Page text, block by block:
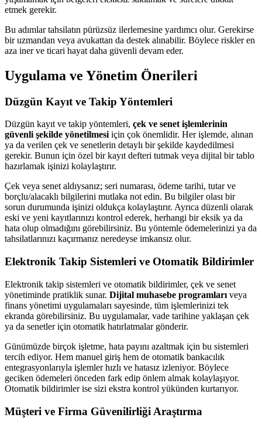
etmek gerekir.
Bu adımlar tahsilatın pürüzsüz ilerlemesine yardımcı olur. Gerekirse
bir uzmandan veya avukattan da destek alınabilir. Böylece riskler en
aza iner ve ticari hayat daha güvenli devam eder.
Uygulama ve Yönetim Önerileri
Düzgün Kayıt ve Takip Yöntemleri
Düzgün kayıt ve takip yöntemleri, çek ve senet işlemlerinin
güvenli şekilde yönetilmesi için çok önemlidir. Her işlemde, alınan
ya da verilen çek ve senetlerin detaylı bir şekilde kaydedilmesi
gerekir. Bunun için özel bir kayıt defteri tutmak veya dijital bir tablo
hazırlamak işinizi kolaylaştırır.
Çek veya senet aldıysanız; seri numarası, ödeme tarihi, tutar ve
borçlu/alacaklı bilgilerini mutlaka not edin. Bu bilgiler olası bir
sorun durumunda işinizi oldukça kolaylaştırır. Ayrıca düzenli olarak
eski ve yeni kayıtlarınızı kontrol ederek, herhangi bir eksik ya da
hata olup olmadığını görebilirsiniz. Bu yöntemle ödemelerinizi ya da
tahsilatlarınızı kaçırmanız neredeyse imkansız olur.
Elektronik Takip Sistemleri ve Otomatik Bildirimler
Elektronik takip sistemleri ve otomatik bildirimler, çek ve senet
yönetiminde pratiklik sunar. Dijital muhasebe programları veya
finans yönetimi uygulamaları sayesinde, tüm işlemlerinizi tek
ekranda görebilirsiniz. Bu uygulamalar, vade tarihine yaklaşan çek
ya da senetler için otomatik hatırlatmalar gönderir.
Günümüzde birçok işletme, hata payını azaltmak için bu sistemleri
tercih ediyor. Hem manuel giriş hem de otomatik bankacılık
entegrasyonlarıyla işlemler hızlı ve hatasız izleniyor. Böylece
geciken ödemeleri önceden fark edip önlem almak kolaylaşıyor.
Otomatik bildirimler ise sizi ekstra kontrol yükünden kurtarıyor.
Müşteri ve Firma Güvenilirliği Araştırma